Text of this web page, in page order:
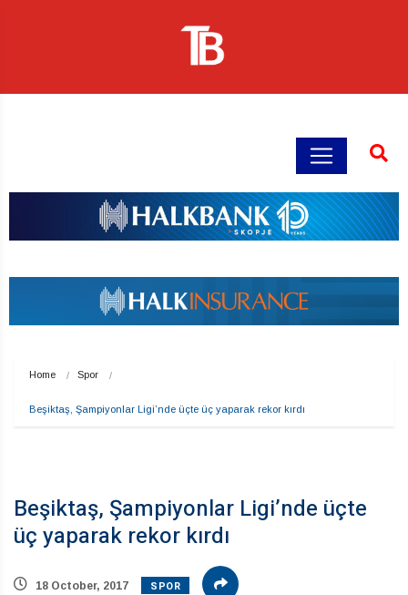
Home Spor
Beşiktaş, Şampiyonlar Ligi’nde üçte üç yaparak rekor kırdı
Beşiktaş, Şampiyonlar Ligi’nde üçte
üç yaparak rekor kırdı
18 October, 2017 SPOR